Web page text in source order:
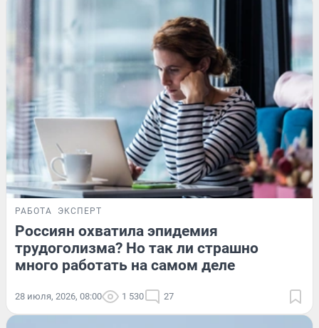
РАБОТА ЭКСПЕРТ
Россиян охватила эпидемия
трудоголизма? Но так ли страшно
много работать на самом деле
28 июля, 2026, 08:00 1 530 27